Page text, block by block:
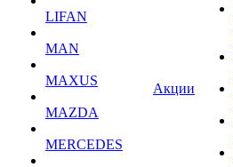
LIFAN
MAN
MAXUS
MAZDA
MERCEDES
Акции